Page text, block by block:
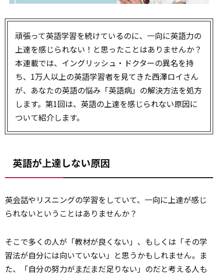
頑張って英語学習を続けているのに、一向に英語力の
上達を感じられない！と思ったことはありませんか？
本連載では、イングリッシュ・ドクターの異名を持
ち、1万人以上の英語学習者を見てきた西澤ロイさん
が、あなたの英語の悩み「英語病」の解決方法を処方
します。第1回は、英語の上達を感じられない原因に
ついて紹介します。
英語が上達しない原因
英会話やリスニングの学習をしていて、一向に上達が感じ
られない――ということはありませんか？
そこで多くの人が「教材が良くない」、もしくは「その学
習法が自分には向いていない」と思うかもしれません。ま
た、「自分の努力がまだまだ足りない」のだと考える人も